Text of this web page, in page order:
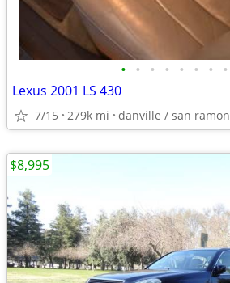
• • • • • • • •
Lexus 2001 LS 430
7/15 279k mi danville / san ramon
$8,995